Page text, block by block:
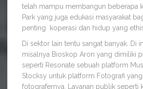
telah mampu membangun beberapa
Park yang juga edukasi masyarakat
penting koperasi dan hidup yang
Di sektor lain tentu sangat banyak. Di
misalnya Bioskop Aron yang dimiliki
seperti Resonate sebuah platform
Stocksy untuk platform Fotografi
fotografernya. Layanan publik seperti